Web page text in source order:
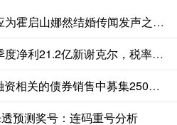
美牛股 郭晶晶不忍了！回应为霍启山娜然结婚传闻发声之事，我们都被骗了
富裕配 以色列国民银行一季度净利21.2亿新谢克尔，税率上升与降息拖累业绩
火山策略 甲骨文有望在AI融资相关的债券销售中募集250亿美元
预测奖号：连码重号分析